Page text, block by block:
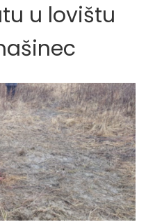
u lovištu